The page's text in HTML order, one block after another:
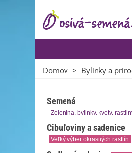
Domov > Bylinky a
Semená
Zelenina, bylinky, kvety,
Cibuľoviny a sadenice
Veľký výber okrasných rastlín